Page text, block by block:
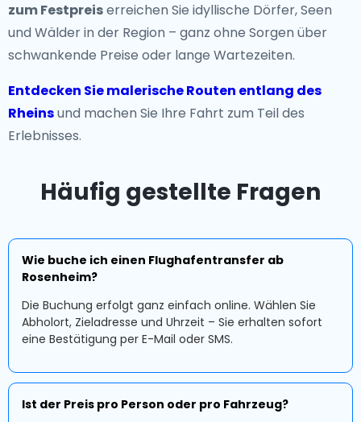
zum Festpreiserreichen Sie idyllische Dörfer, Seen
und Wälder in der Region – ganz ohne Sorgen über
schwankende Preise oder lange Wartezeiten.
Entdecken Sie malerische Routen entlang des
Rheinsund machen Sie Ihre Fahrt zum Teil des
Erlebnisses.
Häufig gestellte Fragen
Wie buche ich einen Flughafentransfer ab
Rosenheim?
Die Buchung erfolgt ganz einfach online. Wählen Sie
Abholort, Zieladresse und Uhrzeit – Sie erhalten sofort
eine Bestätigung per E-Mail oder SMS.
Ist der Preis pro Person oder pro Fahrzeug?